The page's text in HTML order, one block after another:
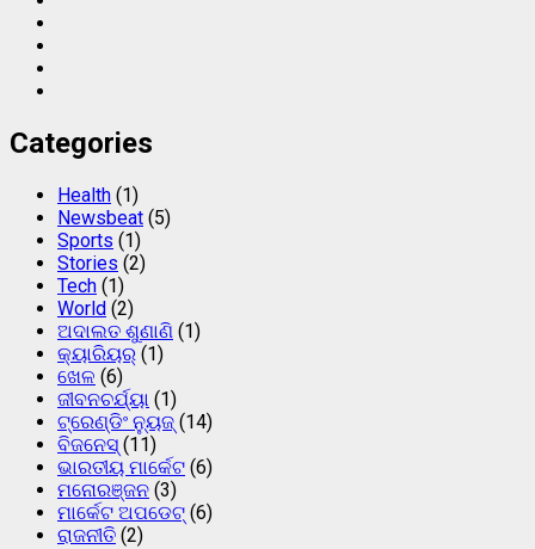
Categories
Health (1)
Newsbeat (5)
Sports (1)
Stories (2)
Tech (1)
World (2)
ଅଦାଲତ ଶୁଣାଣି (1)
କ୍ୟାରିୟର୍ (1)
ଖେଳ (6)
ଜୀବନଚର୍ଯ୍ୟା (1)
ଟ୍ରେଣ୍ଡିଂ ନ୍ୟୁଜ୍ (14)
ବିଜନେସ୍ (11)
ଭାରତୀୟ ମାର୍କେଟ (6)
ମନୋରଞ୍ଜନ (3)
ମାର୍କେଟ ଅପଡେଟ୍ (6)
ରାଜନୀତି (2)